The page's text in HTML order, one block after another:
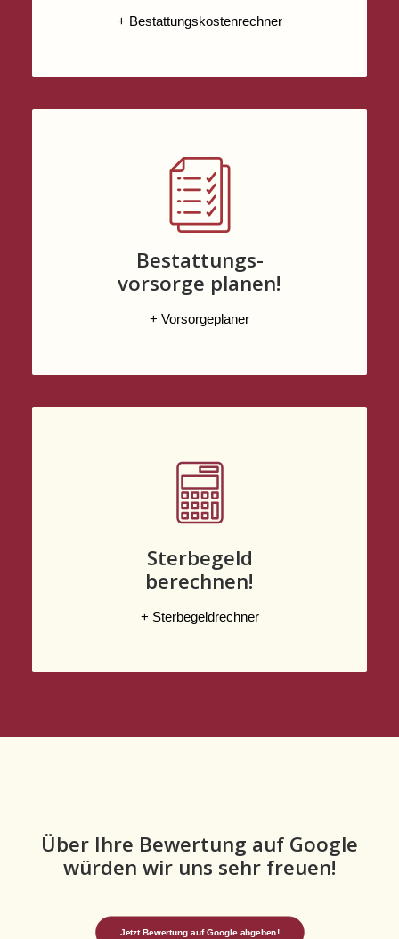
+ Bestattungskostenrechner
Bestattungs-
vorsorge planen!
+ Vorsorgeplaner
Sterbegeld
berechnen!
+ Sterbegeldrechner
Über Ihre Bewertung auf Google
würden wir uns sehr freuen!
Jetzt Bewertung auf Google abgeben!